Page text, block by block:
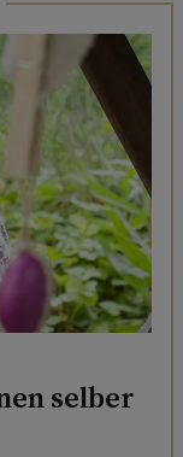
selber